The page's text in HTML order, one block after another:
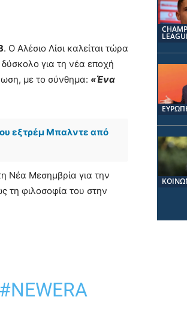
. Ο Αλέσιο Λίσι καλείται τώρα
για τη νέα εποχή
με το σύνθημα: «Ένα
εξτρέμ Μπαλντε από
Νέα Μεσημβρία για την
τη φιλοσοφία του στην
#NEWERA